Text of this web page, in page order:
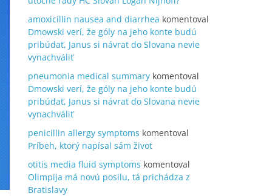
amoxicillin nausea and diarrhea komentoval
Dmowski verí, že góly na jeho konte budú
pribúdať, Janus si návrat do Slovana nevie
vynachváliť
pneumonia medical summary komentoval
Dmowski verí, že góly na jeho konte budú
pribúdať, Janus si návrat do Slovana nevie
vynachváliť
penicillin allergy symptoms komentoval
Príbeh, ktorý napísal sám život
otitis media fluid symptoms komentoval
Olimpija má novú posilu, tá prichádza z
Bratislavy